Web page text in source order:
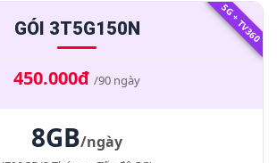
5G + TV360
GÓI 3T5G150N
450.000đ /90 ngày
8GB/ngày